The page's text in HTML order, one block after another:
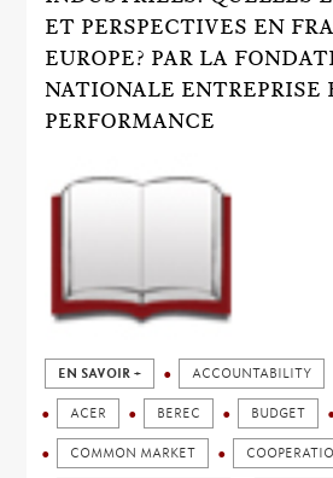
ET PERSPECTIVES EN
EUROPE? PAR LA
NATIONALE ENTREPRISE
PERFORMANCE
EN SAVOIR + ACCOUNTABILITY
ACER BEREC BUDGET
COMMON MARKET